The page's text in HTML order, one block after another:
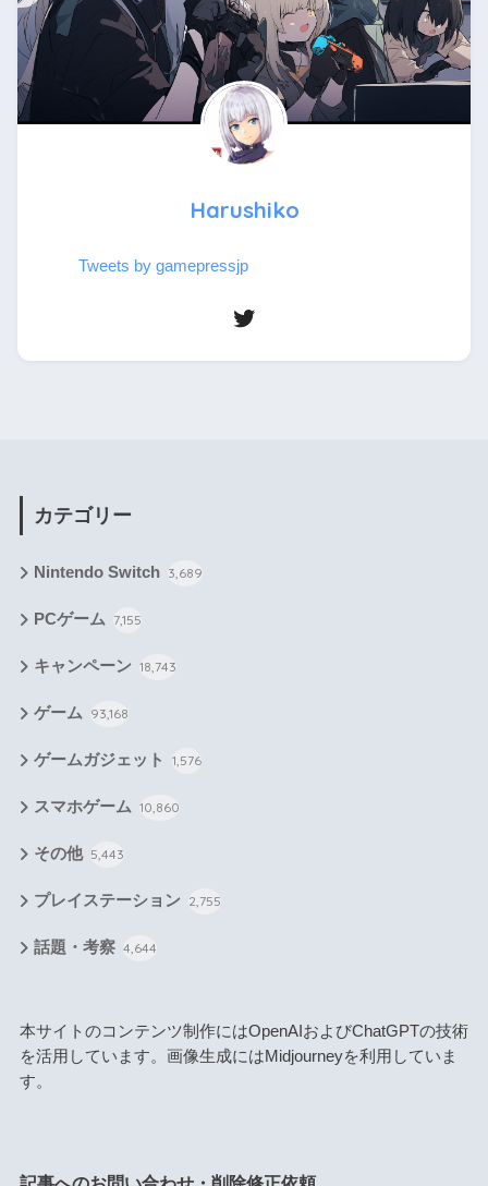
Harushiko
Tweets by gamepressjp
カテゴリー
Nintendo Switch 3,689
PCゲーム 7,155
キャンペーン 18,743
ゲーム 93,168
ゲームガジェット 1,576
スマホゲーム 10,860
その他 5,443
プレイステーション 2,755
話題・考察 4,644
本サイトのコンテンツ制作にはOpenAIおよびChatGPTの技術
を活用しています。画像生成にはMidjourneyを利用していま
す。